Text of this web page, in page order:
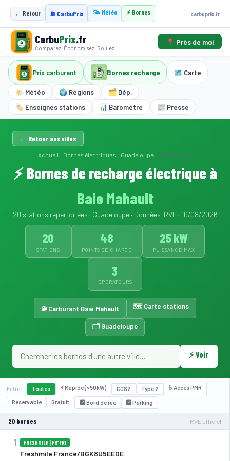
← Retour ⛽ CarbuPrix 🌤️ Météo ⚡ Bornes carbuprix.fr
CarbuPrix.fr
Comparez. Économisez. Roulez.
📍 Près de moi
Prix carburant Bornes recharge 🗺️ Carte
🌤️ Météo 🌍 Régions
🗂️ Dép.
🏷️ Enseignes stations
📊 Baromètre 📰 Presse
← Retour aux villes
Accueil › Bornes électriques › Guadeloupe › Baie Mahault
⚡ Bornes de recharge électrique à
Baie Mahault
20 stations répertoriées · Guadeloupe · Données IRVE · 10/08/2026
20
STATIONS
48
POINTS DE CHARGE
25 kW
PUISSANCE MAX
3
OPÉRATEURS
⛽ Carburant Baie Mahault 🗺️ Carte stations
🗂️ Guadeloupe
⚡ Voir
Filtrer : Toutes ⚡ Rapide (>50kW) CCS2 Type 2 ♿ Accès PMR
Réservable Gratuit 🅿️ Bord de rue 🅿️ Parking
20 bornes IRVE officiel
1 FRESHMILE | FR*FR1
Freshmile France/BGK8U5EEDE